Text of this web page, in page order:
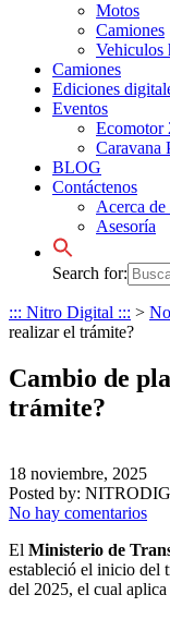
Motos
Camiones
Vehiculos
Camiones
Ediciones
Eventos
Ecomotor
Caravana
BLOG
Contáctenos
Acerca de
Asesoría
Search for:
::: Nitro Digital ::: >
realizar el trámite?
Cambio de
trámite?
18 noviembre, 2025
Posted by:
No hay comentarios
El Ministerio de
estableció el inicio del
del 2025, el cual